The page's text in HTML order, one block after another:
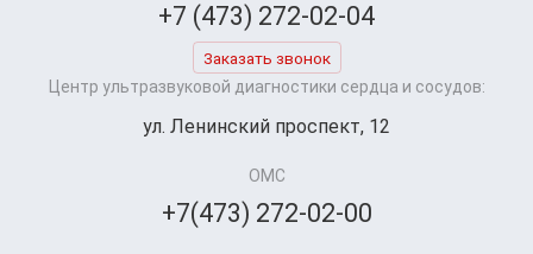
+7 (473) 272-02-04
Заказать звонок
Центр ультразвуковой диагностики сердца и сосудов:
ул. Ленинский проспект, 12
ОМС
+7(473) 272-02-00